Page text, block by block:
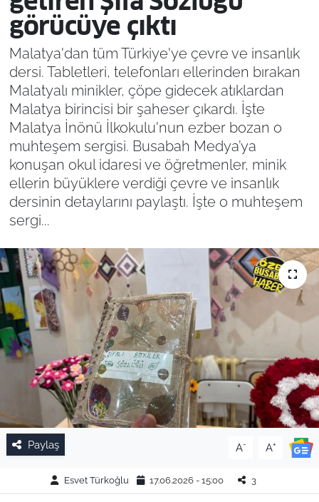
görücüye çıktı
Malatya'dan tüm Türkiye'ye çevre ve insanlık
dersi. Tabletleri, telefonları ellerinden bırakan
Malatyalı minikler, çöpe gidecek atıklardan
Malatya birincisi bir şaheser çıkardı. İşte
Malatya İnönü İlkokulu'nun ezber bozan o
muhteşem sergisi. Busabah Medya’ya
konuşan okul idaresi ve öğretmenler, minik
ellerin büyüklere verdiği çevre ve insanlık
dersinin detaylarını paylaştı. İşte o muhteşem
sergi...
Paylaş A- A+
Esvet Türkoğlu 17.06.2026 - 15:00 3